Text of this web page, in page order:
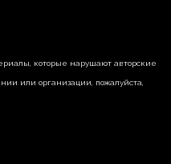
которые нарушают авторские
или организации, пожалуйста,